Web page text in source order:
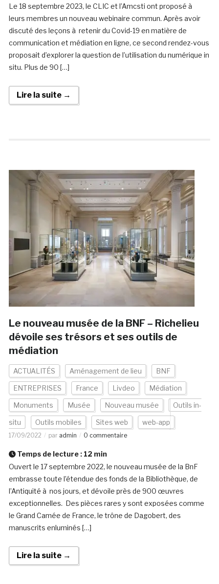
Le 18 septembre 2023, le CLIC et l’Amcsti ont proposé à
leurs membres un nouveau webinaire commun. Après avoir
discuté des leçons à retenir du Covid-19 en matière de
communication et médiation en ligne, ce second rendez-vous
proposait d’explorer la question de l’utilisation du numérique in
situ. Plus de 90 […]
Lire la suite →
Le nouveau musée de la BNF – Richelieu
dévoile ses trésors et ses outils de
médiation
ACTUALITÉS Aménagement de lieu BNF
ENTREPRISES France Livdeo Médiation
Monuments Musée Nouveau musée Outils in-
situ Outils mobiles Sites web web-app
17/09/2022 par admin 0 commentaire
Temps de lecture : 12 min
Ouvert le 17 septembre 2022, le nouveau musée de la BnF
embrasse toute l’étendue des fonds de la Bibliothèque, de
l’Antiquité à nos jours, et dévoile près de 900 œuvres
exceptionnelles. Des pièces rares y sont exposées comme
le Grand Camée de France, le trône de Dagobert, des
manuscrits enluminés […]
Lire la suite →